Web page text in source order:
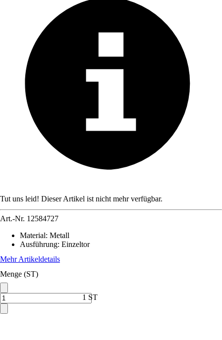
Tut uns leid! Dieser Artikel ist nicht mehr verfügbar.
Art.-Nr. 12584727
Material: Metall
Ausführung: Einzeltor
Mehr Artikeldetails
Menge (ST)
1 ST